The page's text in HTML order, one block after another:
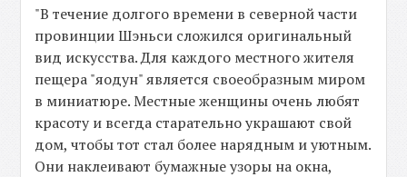
"В течение долгого времени в северной части
провинции Шэньси сложился оригинальный
вид искусства. Для каждого местного жителя
пещера "яодун" является своеобразным миром
в миниатюре. Местные женщины очень любят
красоту и всегда старательно украшают свой
дом, чтобы тот стал более нарядным и уютным.
Они наклеивают бумажные узоры на окна,